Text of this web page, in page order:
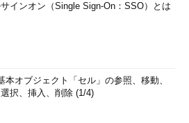
インオン（Single Sign-On：SSO）とは
本オブジェクト「セル」の参照、移動、
択、挿入、削除 (1/4)